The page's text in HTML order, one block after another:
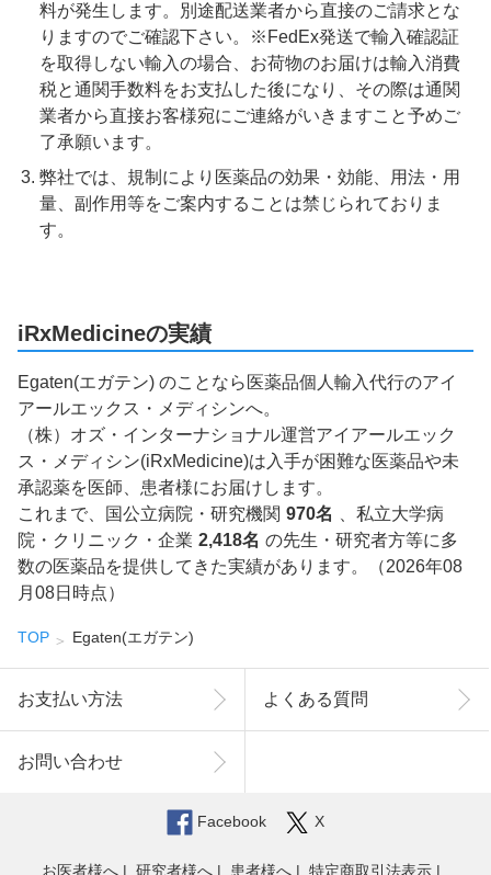
料が発生します。別途配送業者から直接のご請求とな
りますのでご確認下さい。※FedEx発送で輸入確認証
を取得しない輸入の場合、お荷物のお届けは輸入消費
税と通関手数料をお支払した後になり、その際は通関
業者から直接お客様宛にご連絡がいきますこと予めご
了承願います。
弊社では、規制により医薬品の効果・効能、用法・用
量、副作用等をご案内することは禁じられておりま
す。
iRxMedicineの実績
Egaten(エガテン) のことなら医薬品個人輸入代行のアイ
アールエックス・メディシンへ。
（株）オズ・インターナショナル運営アイアールエック
ス・メディシン(iRxMedicine)は入手が困難な医薬品や未
承認薬を医師、患者様にお届けします。
これまで、国公立病院・研究機関 970名
、私立大学病
院・クリニック・企業 2,418名 の先生・研究者方等に多
数の医薬品を提供してきた実績があります。（2026年08
月08日時点）
TOP Egaten(エガテン)
お支払い方法 よくある質問
お問い合わせ
Facebook X
お医者様へ 研究者様へ 患者様へ 特定商取引法表示